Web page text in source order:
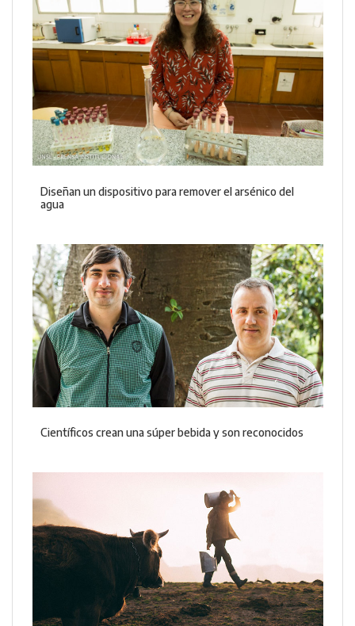
Diseñan un dispositivo para remover el arsénico del
agua
Científicos crean una súper bebida y son reconocidos